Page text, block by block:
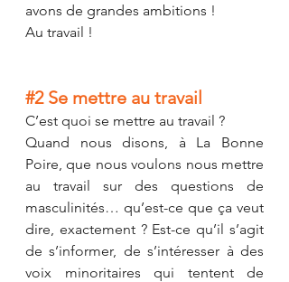
avons de grandes ambitions !
Au travail !
#2 Se mettre au travail
C’est quoi se mettre au travail ?
Quand nous disons, à La Bonne
Poire, que nous voulons nous mettre
au travail sur des questions de
masculinités… qu’est-ce que ça veut
dire, exactement ? Est-ce qu’il s’agit
de s’informer, de s’intéresser à des
voix minoritaires qui tentent de